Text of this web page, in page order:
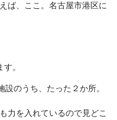
ば、ここ。名古屋市港区に
。
のうち、たった２か所。
力を入れているので見どこ